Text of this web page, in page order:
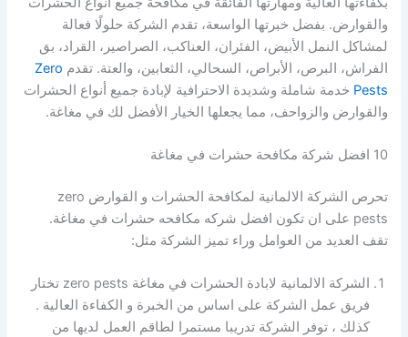
والقوارض. بفضل خبرتها الواسعة، تقدم الشركة حلولًا فعالة
لمشاكل النمل الأبيض، الفئران، العناكب، الصراصير، القراد، بق
الفراش، البرص، الأبراص، السحالي، الثعابين، والعتة. تقدم Zero
Pests خدمة شاملة وشديدة الاحترافية لإبادة جميع أنواع الحشرات
والقوارض والزواحف، مما يجعلها الخيار الأفضل لك في مغاغة.
10 افضل شركة مكافحة حشرات في مغاغة
تحرص الشركة الالمانية لمكافحة الحشرات و القوارض zero
pests على ان تكون افضل شركه مكافحه حشرات في مغاغة.
تقف العديد من العوامل وراء تميز الشركة مثل:
الشركة الالمانية لابادة الحشرات في مغاغة zero pests تختار
فريق عمل الشركة على اساس من الخبرة و الكفاءة العالية .
كذلك ، توفر الشركة تدريبا مستمرا لطاقم العمل لديها من